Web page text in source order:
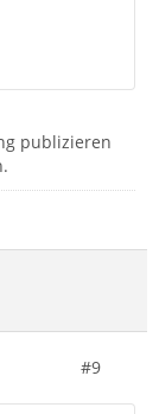
publizieren
#9